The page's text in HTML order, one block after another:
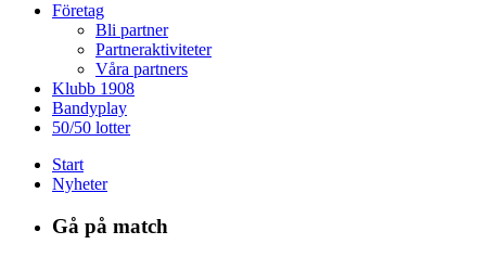
Företag
Bli partner
Partneraktiviteter
Våra partners
Klubb 1908
Bandyplay
50/50 lotter
Start
Nyheter
Gå på match